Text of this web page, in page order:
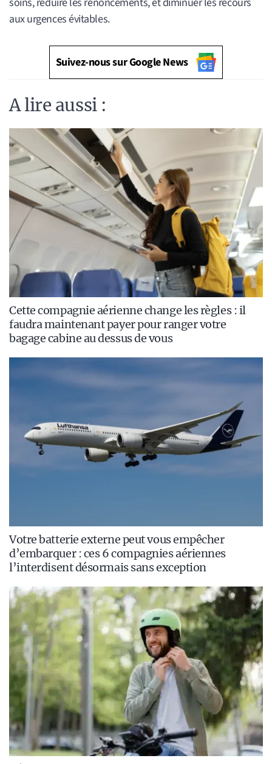
aux urgences évitables.
Suivez-nous sur Google News
A lire aussi :
Cette compagnie aérienne change les règles : il
faudra maintenant payer pour ranger votre
bagage cabine au dessus de vous
Votre batterie externe peut vous empêcher
d’embarquer : ces 6 compagnies aériennes
l’interdisent désormais sans exception